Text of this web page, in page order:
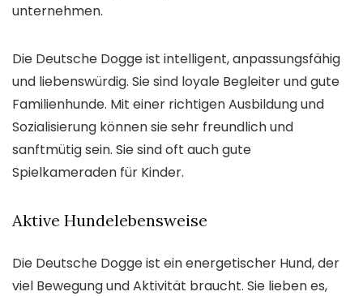
unternehmen.
Die Deutsche Dogge ist intelligent, anpassungsfähig
und liebenswürdig. Sie sind loyale Begleiter und gute
Familienhunde. Mit einer richtigen Ausbildung und
Sozialisierung können sie sehr freundlich und
sanftmütig sein. Sie sind oft auch gute
Spielkameraden für Kinder.
Aktive Hundelebensweise
Die Deutsche Dogge ist ein energetischer Hund, der
viel Bewegung und Aktivität braucht. Sie lieben es,